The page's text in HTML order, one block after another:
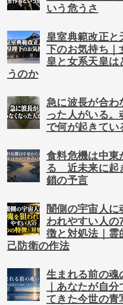
いう危うさ
皇室典範改正と
下のお気持ち｜
皇と女系天皇は
うのか
急に波長が合わ
った人がいる。
で何が起きてい
食料危機は中東
る 近未来に起
鎖の予言
闇側の宇宙人に
われやすい人の
徴と対処法｜霊
己防衛の作法
生まれる前の魂
｜あなたが自分
てきた今世の青